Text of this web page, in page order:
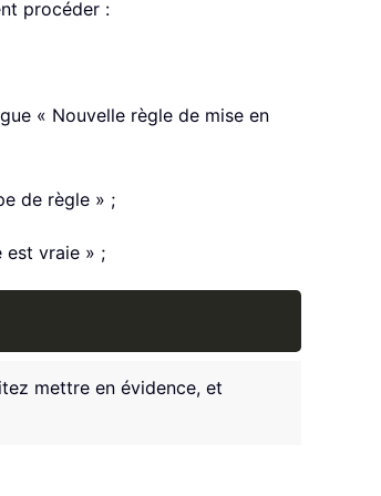
procéder :
« Nouvelle règle de mise en
de règle » ;
est vraie » ;
mettre en évidence, et